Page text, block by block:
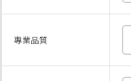
專業品質